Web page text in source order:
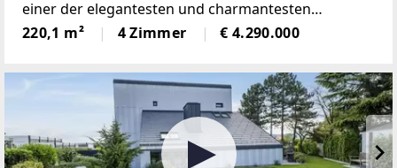
einer der elegantesten und charmantesten
Wohngegenden Wiens.Hier vereinen sich urbanes
Lebensgefühl, historische Bausubstanz und
220,1 m² 4 Zimmer € 4.290.000